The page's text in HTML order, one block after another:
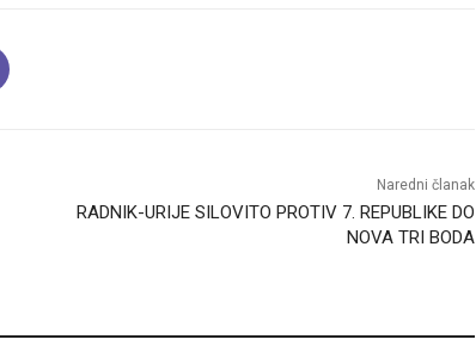
Naredni članak
RADNIK-URIJE SILOVITO PROTIV 7. REPUBLIKE DO
NOVA TRI BODA